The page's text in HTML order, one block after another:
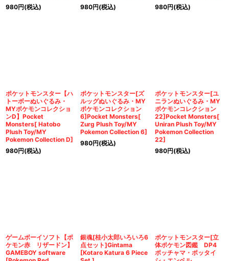
980円(税込)
980円(税込)
980円(税込)
ポケットモンスター【ハ
トーボーぬいぐるみ・
MYポケモンコレクショ
ンD】Pocket
Monsters[ Hatobo
Plush Toy/MY
Pokemon Collection D]
980円(税込)
ポケットモンスター[ズ
ルッグぬいぐるみ・MY
ポケモンコレクション
6]Pocket Monsters[
Zurg Plush Toy/MY
Pokemon Collection 6]
980円(税込)
ポケットモンスター[ユ
ニランぬいぐるみ・MY
ポケモンコレクション
22]Pocket Monsters[
Uniran Plush Toy/MY
Pokemon Collection
22]
980円(税込)
ゲームボーイソフト【ポ
ケモン赤 リザードン】
GAMEBOY software
銀魂[桂小太郎いろいろ6
点セット]Gintama
[Kotaro Katura 6 Piece
ポケットモンスター[立
体ポケモン図鑑 DP4
ポッチャマ・ポッタイ